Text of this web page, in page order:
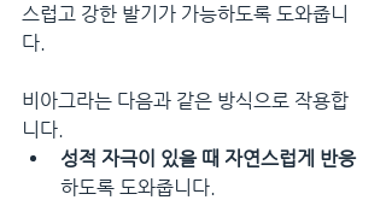
스럽고 강한 발기가 가능하도록 도와줍니
다.
비아그라는 다음과 같은 방식으로 작용합
니다.
성적 자극이 있을 때 자연스럽게 반응
하도록 도와줍니다.